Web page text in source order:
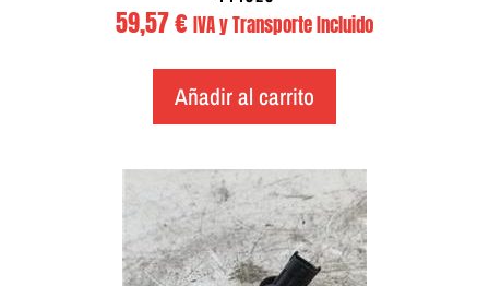
59,57€ IVA y Transporte Incluido
Añadir al carrito